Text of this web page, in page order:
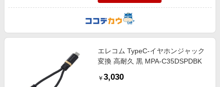
エレコム TypeC-イヤホンジャック
変換 高耐久 黒 MPA-C35DSPDBK
￥ 3,030